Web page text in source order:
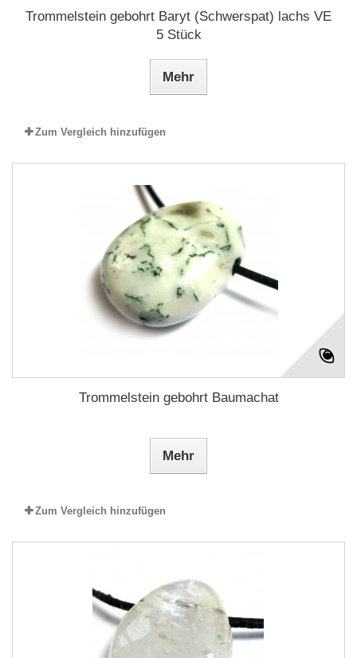
Trommelstein gebohrt Baryt (Schwerspat) lachs VE
5 Stück
Mehr
Zum Vergleich hinzufügen
Trommelstein gebohrt Baumachat
Mehr
Zum Vergleich hinzufügen